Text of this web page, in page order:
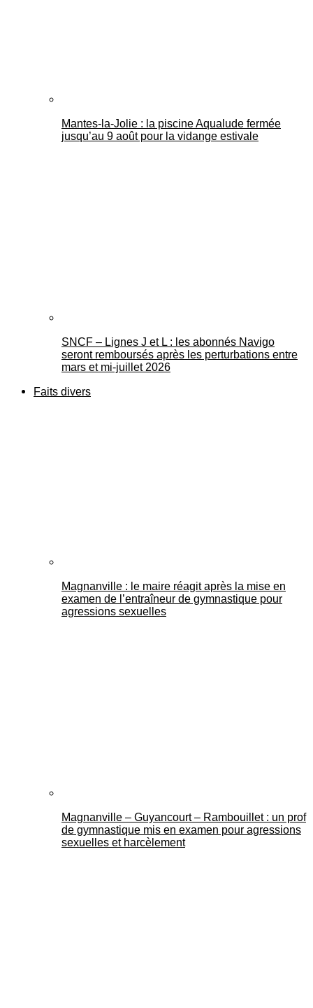
Mantes-la-Jolie : la piscine Aqualude fermée
jusqu’au 9 août pour la vidange estivale
SNCF – Lignes J et L : les abonnés Navigo
seront remboursés après les perturbations entre
mars et mi-juillet 2026
Faits divers
Magnanville : le maire réagit après la mise en
examen de l’entraîneur de gymnastique pour
agressions sexuelles
Magnanville – Guyancourt – Rambouillet : un prof
de gymnastique mis en examen pour agressions
sexuelles et harcèlement